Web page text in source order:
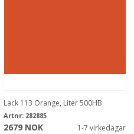
Lack 113 Orange, Liter 500HB
Artnr: 282885
2679 NOK 1-7 virkedagar